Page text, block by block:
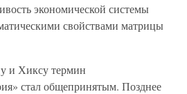
экономической системы
свойствами матрицы
и Хиксу термин
стал общепринятым. Позднее